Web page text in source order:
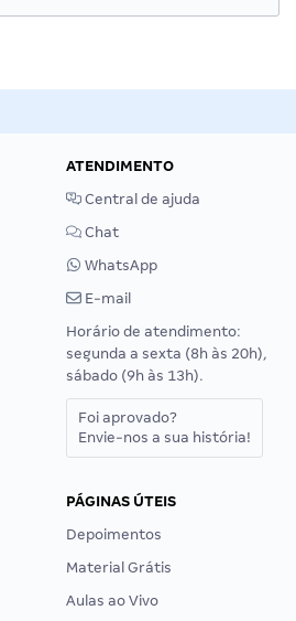
ATENDIMENTO
Central de ajuda
Chat
WhatsApp
E-mail
Horário de atendimento:
segunda a sexta (8h às 20h),
sábado (9h às 13h).
Foi aprovado?
Envie-nos a sua história!
PÁGINAS ÚTEIS
Depoimentos
Material Grátis
Aulas ao Vivo